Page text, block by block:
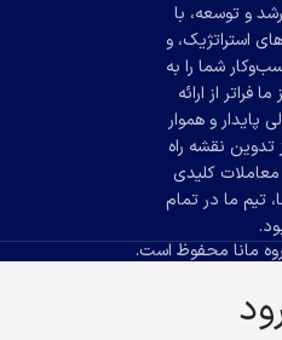
و توسعه، با
استراتژیک، و
شما را به
فراتر از ارائه
پایدار و هموار
نقشه راه
معاملات کلیدی
تیم ما در تمام
مانا محفوظ است.